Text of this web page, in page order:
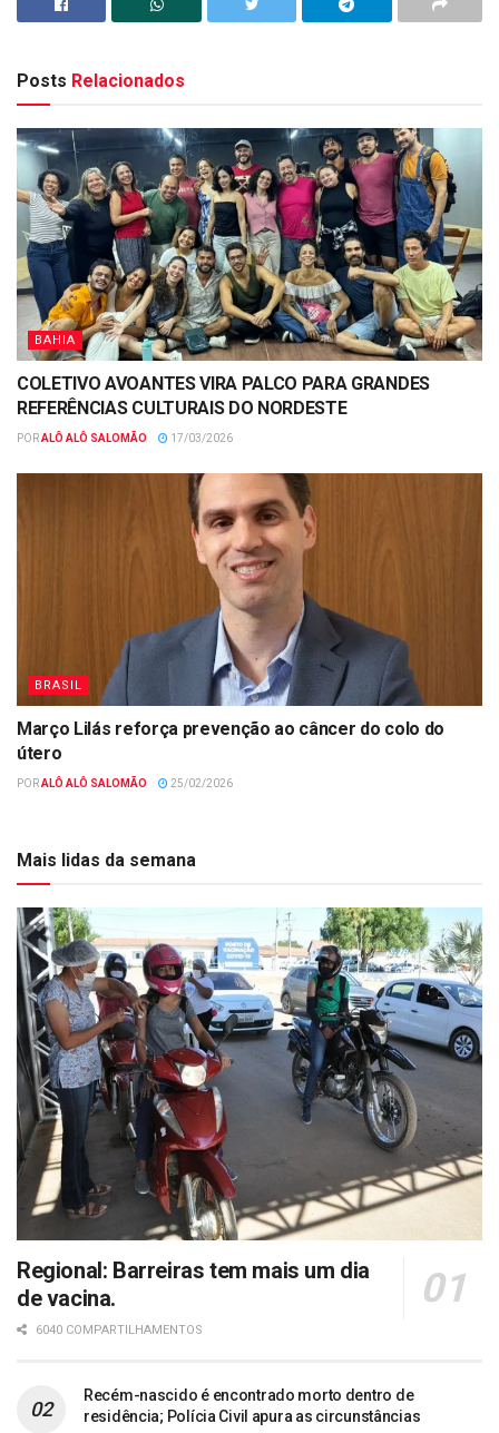
Posts Relacionados
BAHIA
COLETIVO AVOANTES VIRA PALCO PARA GRANDES
REFERÊNCIAS CULTURAIS DO NORDESTE
PORALÔ ALÔ SALOMÃO 17/03/2026
BRASIL
Março Lilás reforça prevenção ao câncer do colo do
útero
PORALÔ ALÔ SALOMÃO 25/02/2026
Mais lidas da semana
Regional: Barreiras tem mais um dia
de vacina.
6040 COMPARTILHAMENTOS
Recém-nascido é encontrado morto dentro de
residência; Polícia Civil apura as circunstâncias